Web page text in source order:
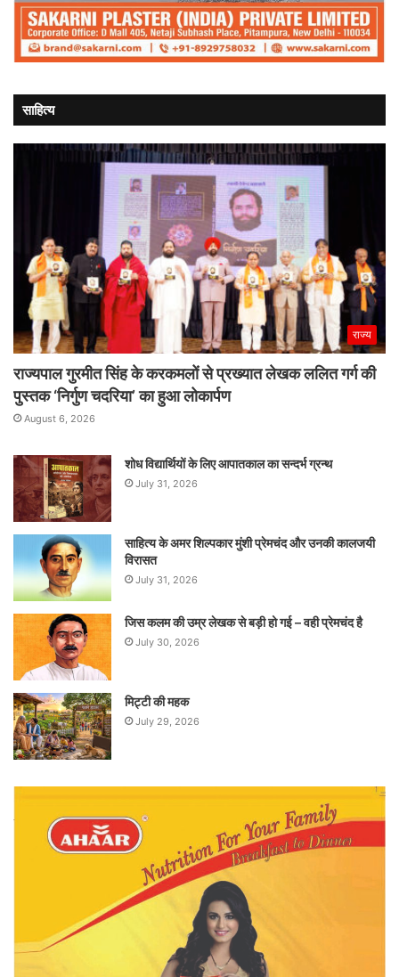
साहित्य
राज्य
राज्यपाल गुरमीत सिंह के करकमलों से प्रख्यात लेखक ललित गर्ग की
पुस्तक ‘निर्गुण चदरिया’ का हुआ लोकार्पण
August 6, 2026
शोध विद्यार्थियों के लिए आपातकाल का सन्दर्भ ग्रन्थ
July 31, 2026
साहित्य के अमर शिल्पकार मुंशी प्रेमचंद और उनकी कालजयी
विरासत
July 31, 2026
जिस कलम की उम्र लेखक से बड़ी हो गई – वही प्रेमचंद है
July 30, 2026
मिट्टी की महक
July 29, 2026